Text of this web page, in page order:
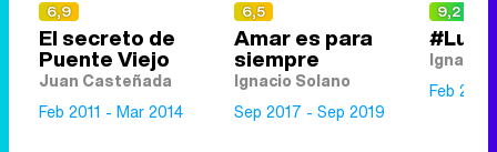
6,9
El secreto de
Puente Viejo
Juan Casteñada
Feb 2011 - Mar 2014
6,5
Amar es para
siempre
Ignacio Solano
Sep 2017 - Sep 2019
9,2
Ignacio
Feb